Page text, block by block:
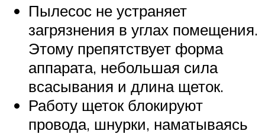
Пылесос не устраняет
загрязнения в углах помещения.
Этому препятствует форма
аппарата, небольшая сила
всасывания и длина щеток.
Работу щеток блокируют
провода, шнурки, наматываясь